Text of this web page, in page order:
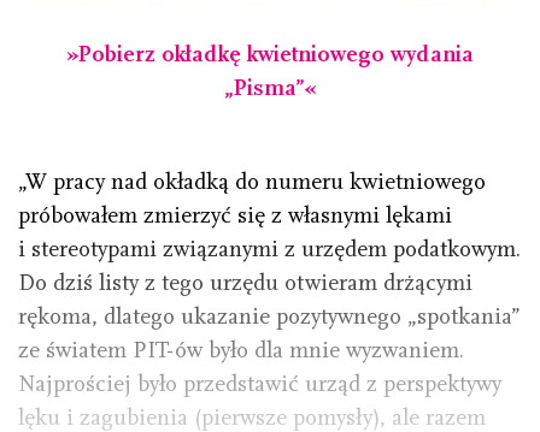
»Pobierz okładkę kwietniowego wydania
„Pisma”«
„W pracy nad okładką do numeru kwietniowego
próbowałem zmierzyć się z własnymi lękami
i stereotypami związanymi z urzędem podatkowym.
Do dziś listy z tego urzędu otwieram drżącymi
rękoma, dlatego ukazanie pozytywnego „spotkania”
ze światem PIT-ów było dla mnie wyzwaniem.
Najprościej było przedstawić urząd z perspektywy
lęku i zagubienia (pierwsze pomysły), ale razem